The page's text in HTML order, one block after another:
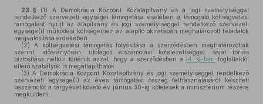
23. § (1)
A Demokrácia Központ Közalapítvány és a jogi személyiséggel
rendelkező szervezeti egységei támogatása esetében a támogató költségvetési
támogatást nyújt az alapítvány és jogi személyiséggel rendelkező szervezeti
egysége(i) működési költségeihez az alapító okiratában meghatározott feladatok
megvalósítása érdekében.
(2) A költségvetési támogatás folyósítása a szerződésben meghatározottak
szerint, időarányosan, utólagos elszámolási kötelezettséggel, saját forrás
biztosítása nélkül történik azzal, hogy a szerződésben a14. §-ban foglaltaktól
eltérő szabályok is megállapíthatók.
(3) A Demokrácia Központ Közalapítvány és jogi személyiséggel rendelkező
szervezeti egysége(i) az éves támogatási összeg felhasználásáról készített
beszámolót a tárgyévet követő év június 30-ig kötelesek a minisztérium részére
megküldeni.